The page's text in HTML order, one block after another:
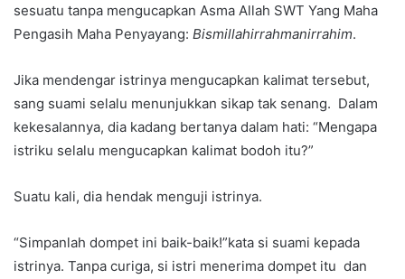
sesuatu tanpa mengucapkan Asma Allah SWT Yang Maha
Pengasih Maha Penyayang: Bismillahirrahmanirrahim.
Jika mendengar istrinya mengucapkan kalimat tersebut,
sang suami selalu menunjukkan sikap tak senang. Dalam
kekesalannya, dia kadang bertanya dalam hati: “Mengapa
istriku selalu mengucapkan kalimat bodoh itu?”
Suatu kali, dia hendak menguji istrinya.
“Simpanlah dompet ini baik-baik!”kata si suami kepada
istrinya. Tanpa curiga, si istri menerima dompet itu dan